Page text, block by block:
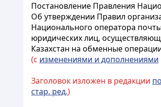
Постановление Правления
Об утверждении Правил
Национального оператора
юридических лиц,
Казахстан на обменные
(с изменениями и дополнениями
Заголовок изложен в редакции
стар. ред.)